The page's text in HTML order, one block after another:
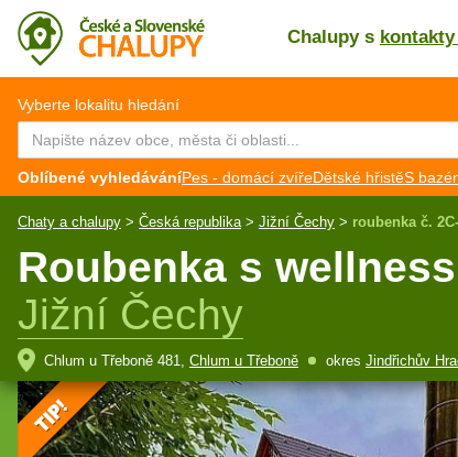
Chalupy s
CZ EN
Vyberte lokalitu hledání
Oblíbené vyhledáváníPes - domácí zvířeDětské hřistěS
Chaty a chalupy > Česká republika > Jižní Čechy > roubenka č.
Roubenka s
Jižní Čechy
Chlum u Třeboně 481, Chlum u Třeboně okres Jindřichův